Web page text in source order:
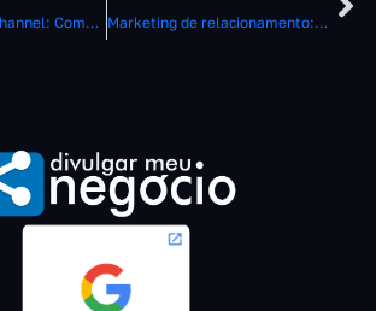
Marketing omnichannel: Como criar uma estratégia de marketing que integre todos os canais de comunicação Marketing de relacionamento: Como construir relacionamentos duradouros com os clientes